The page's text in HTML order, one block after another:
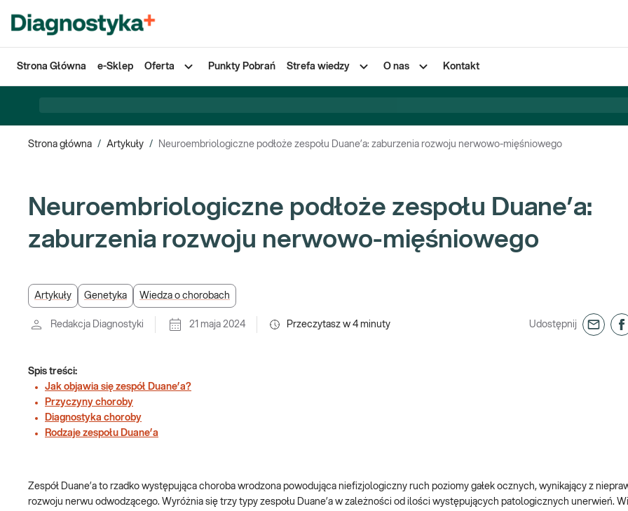
Strona Główna e-Sklep Oferta Punkty Pobrań Strefa wiedzy O nas Kontakt
Strona główna / Artykuły / Neuroembriologiczne podłoże zespołu Duane’a: zaburzenia rozwoju nerwowo-mięśniowego
Neuroembriologiczne podłoże zespołu Duane’a:
zaburzenia rozwoju nerwowo-mięśniowego
Artykuły Genetyka Wiedza o chorobach
Redakcja Diagnostyki 21 maja 2024 Przeczytasz w 4 minuty Udostępnij
Spis treści:
Jak objawia się zespół Duane’a?
Przyczyny choroby
Diagnostyka choroby
Rodzaje zespołu Duane’a
Zespół Duane’a to rzadko występująca choroba wrodzona powodująca niefizjologiczny ruch poziomy gałek ocznych, wynikający z
rozwoju nerwu odwodzącego. Wyróżnia się trzy typy zespołu Duane’a w zależności od ilości występujących patologicznych unerwień.